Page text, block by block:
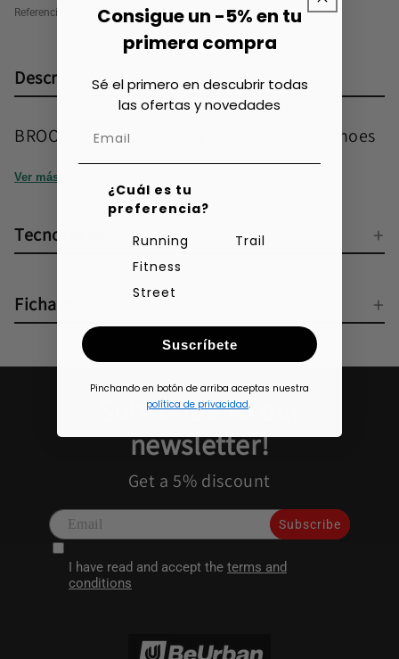
Referencia: 1204051B_731
Descripción
BROOKS Catamount 3 W Women's Trail Shoes
Ver más
Tecnologías
Ficha técnica
Subscribe to our
newsletter!
Get a 5% discount
Subscribe
I have read and accept the terms and
conditions
Consigue un -5% en tu
primera compra
Sé el primero en descubrir todas
las ofertas y novedades
¿Cuál es tu
preferencia?
Running
Trail
Fitness
Street
Suscríbete
Pinchando en botón de arriba aceptas nuestra
política de privacidad.